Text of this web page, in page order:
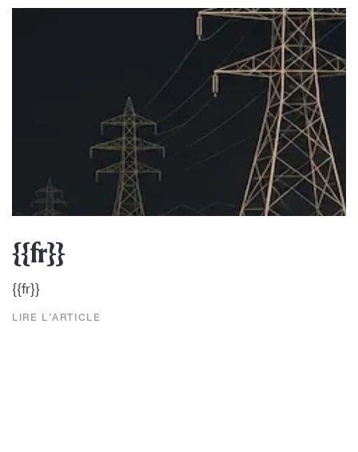
{{fr}}
{{fr}}
LIRE L'ARTICLE